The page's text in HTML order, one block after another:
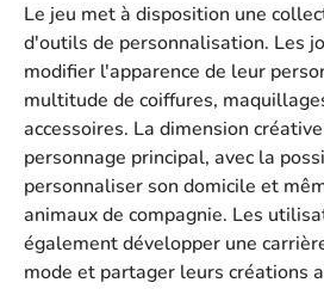
Le jeu met à disposition une
d'outils de personnalisation. Les
modifier l'apparence de leur
multitude de coiffures,
accessoires. La dimension
personnage principal, avec la
personnaliser son domicile et
animaux de compagnie. Les
également développer une
mode et partager leurs créations